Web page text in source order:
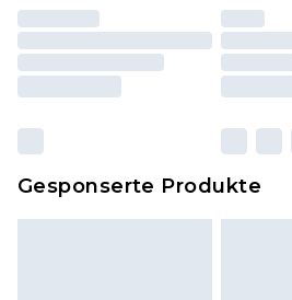
worden sein. Artikel aus dem
einschließlich Bettwäsche,
und Kissen, müssen
zurückgesendet werden.
Klickehierum unsere
Gesponserte Produkte